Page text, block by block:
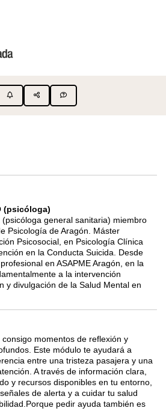
(psicóloga)
general sanitaria) miembro
Psicología de Aragón. Máster
Psicosocial, en Psicología Clínica
en la Conducta Suicida. Desde
profesional en ASAPME Aragón, en la
a la intervención
y divulgación de la Salud Mental en
momentos de reflexión y
Este módulo te ayudará a
entre una tristeza pasajera y una
A través de información clara,
y recursos disponibles en tu entorno,
de alerta y a cuidar tu salud
pedir ayuda también es